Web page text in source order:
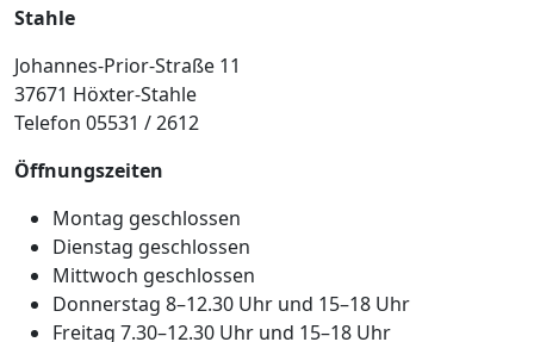
Stahle
Johannes-Prior-Straße 11
37671 Höxter-Stahle
Telefon 05531 / 2612
Öffnungszeiten
Montag geschlossen
Dienstag geschlossen
Mittwoch geschlossen
Donnerstag 8–12.30 Uhr und 15–18 Uhr
Freitag 7.30–12.30 Uhr und 15–18 Uhr